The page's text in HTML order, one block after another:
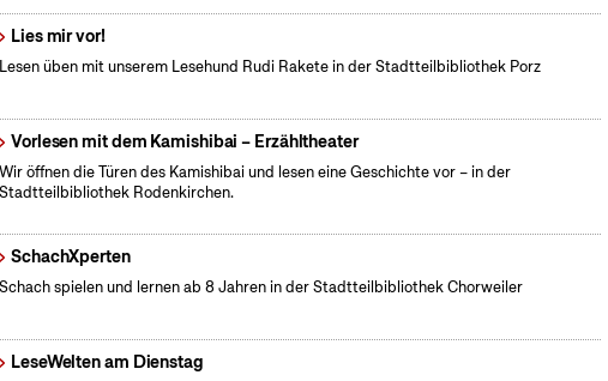
Lies mir vor!
Lesen üben mit unserem Lesehund Rudi Rakete in der Stadtteilbibliothek Porz
Vorlesen mit dem Kamishibai – Erzähltheater
Wir öffnen die Türen des Kamishibai und lesen eine Geschichte vor – in der
Stadtteilbibliothek Rodenkirchen.
SchachXperten
Schach spielen und lernen ab 8 Jahren in der Stadtteilbibliothek Chorweiler
LeseWelten am Dienstag